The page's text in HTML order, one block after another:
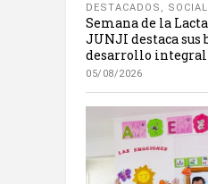
DESTACADOS SOCIAL
Semana de la
JUNJI destaca sus
desarrollo integral
05/08/2026